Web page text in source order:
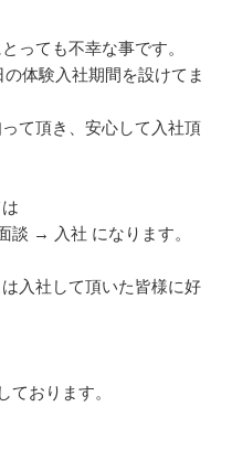
っても不幸な事です。
体験入社期間を設けてま
て頂き、安心して入社頂
→ 入社 になります。
入社して頂いた皆様に好
おります。